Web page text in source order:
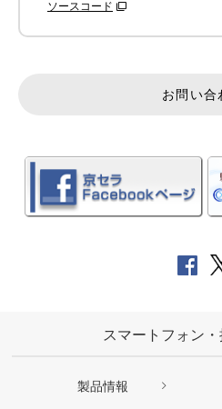
ソースコード
お問い合
スマートフォン
製品情報